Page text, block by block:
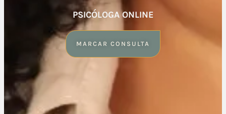
PSICÓLOGA ONLINE
MARCAR CONSULTA